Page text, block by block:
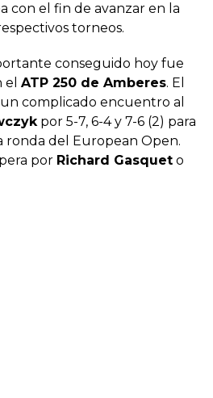
con el fin de avanzar en la
torneos.
conseguido hoy fue
el ATP 250 de Amberes. El
complicado encuentro al
por 5-7, 6-4 y 7-6 (2) para
ronda del European Open.
por Richard Gasqueto